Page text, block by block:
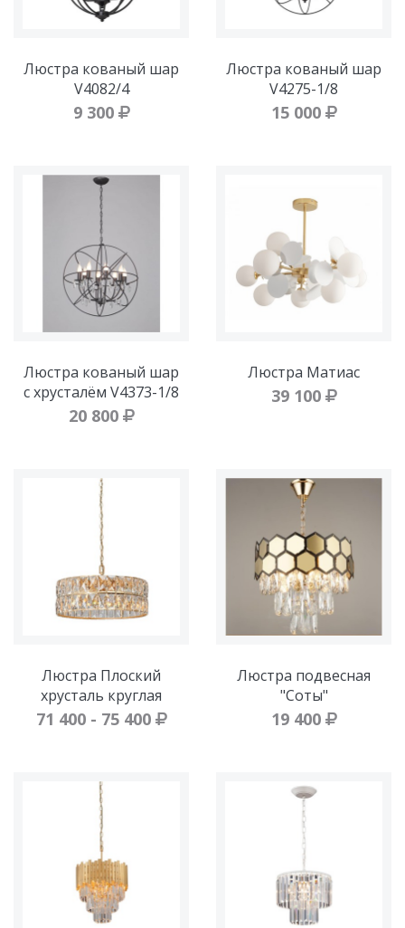
Люстра кованый шар
V4082/4
9 300
Люстра кованый шар
V4275-1/8
15 000
Люстра кованый шар
с хрусталём V4373-1/8
20 800
Люстра Матиас
39 100
Люстра Плоский
хрусталь круглая
71 400 - 75 400
Люстра подвесная
"Соты"
19 400